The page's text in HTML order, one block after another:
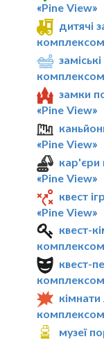
«Pine View»
дитячі
замки
«Pine View»
«Pine View»
кар'єри
«Pine View»
квест
«Pine View»
квест-
квест-
музеї